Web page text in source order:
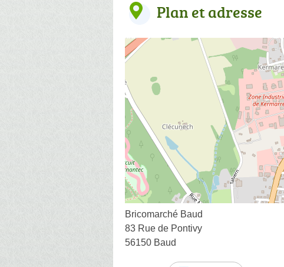
Plan et adresse
Bricomarché Baud
83 Rue de Pontivy
56150 Baud